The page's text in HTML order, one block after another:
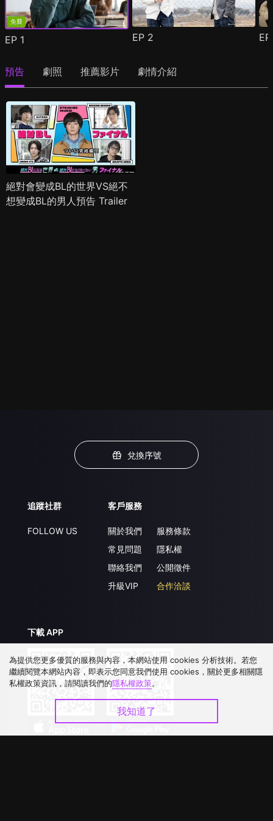
免費
EP 1 EP 2
預告 劇照 推薦影片 劇情介紹
絕對會變成BL的世界VS絕不
想變成BL的男人預告 Trailer
兌換序號
追蹤社群
FOLLOW US
客戶服務
關於我們
常見問題
聯絡我們
升級VIP
服務條款
隱私權
公開徵件
合作洽談
下載 APP
為提供您更多優質的服務與內容，本網站使用 cookies 分析技術。若您
繼續閱覽本網站內容，即表示您同意我們使用 cookies，關於更多相關隱
私權政策資訊，請閱讀我們的隱私權政策。
我知道了